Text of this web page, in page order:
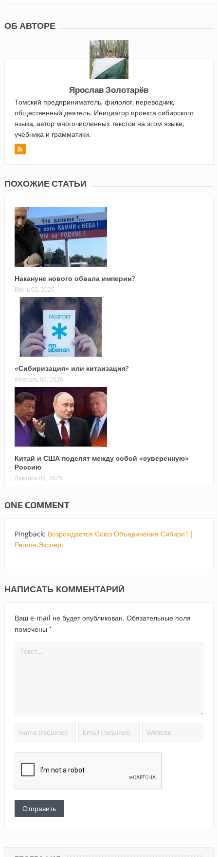
ОБ АВТОРЕ
Ярослав Золотарёв
Томский предприниматель, филолог, переводчик,
общественный деятель. Инициатор проекта сибирского
языка, автор многочисленных текстов на этом языке,
учебника и грамматики.
ПОХОЖИЕ СТАТЬИ
Накануне нового обвала империи?
Июнь 02, 2026
«Сибиризация» или китаизация?
Февраль 06, 2026
Китай и США поделят между собой «суверенную»
Россию
Декабрь 09, 2025
ONE COMMENT
Pingback: Возрождается Союз Объединения Сибири? |
Регион.Эксперт
НАПИСАТЬ КОММЕНТАРИЙ
Ваш e-mail не будет опубликован. Обязательные поля
помечены *